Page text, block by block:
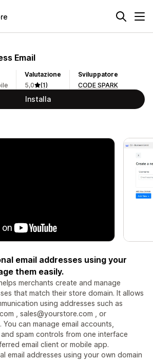
Email
Valutazione
5,0
(1)
Sviluppatore
CODE SPARK
Installa
email addresses using your
them easily.
merchants create and manage
that match their store domain. It allows
using addresses such as
, sales@yourstore.com , or
can manage email accounts,
spam controls from one interface
email client or mobile app.
email addresses using your own domain